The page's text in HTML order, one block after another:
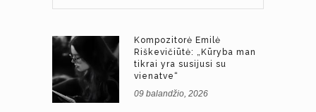
Kompozitorė Emilė
Riškevičiūtė: „Kūryba man
tikrai yra susijusi su
vienatve“
09 balandžio, 2026